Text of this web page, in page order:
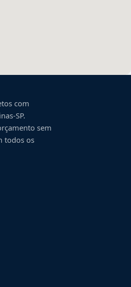
com
-SP.
sem
todos os